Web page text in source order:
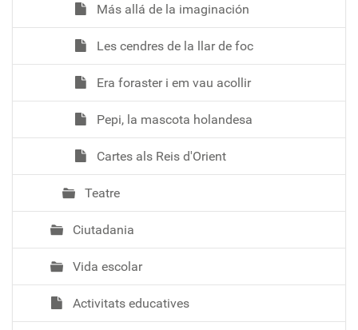
Más allá de la imaginación
Les cendres de la llar de foc
Era foraster i em vau acollir
Pepi, la mascota holandesa
Cartes als Reis d'Orient
Teatre
Ciutadania
Vida escolar
Activitats educatives